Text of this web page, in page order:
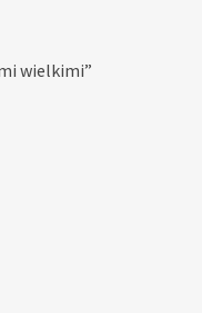
wielkimi”